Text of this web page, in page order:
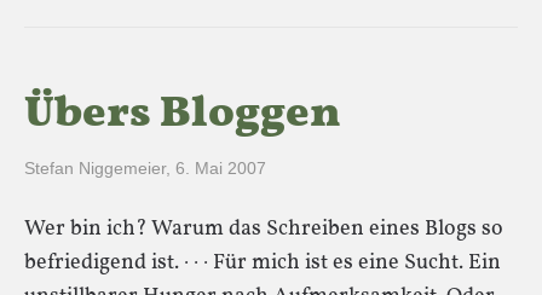
Übers Bloggen
Stefan Niggemeier, 6. Mai 2007
Wer bin ich? Warum das Schreiben eines Blogs so
befriedigend ist. · · · Für mich ist es eine Sucht. Ein